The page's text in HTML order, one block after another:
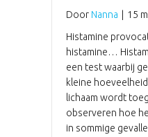
Door Nanna
15
Histamine
histamine…
een test waarbij
kleine
lichaam wordt
observeren hoe
in sommige